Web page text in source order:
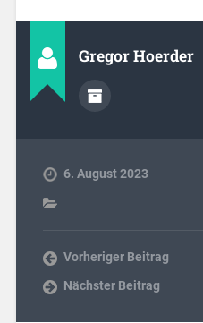
Gregor Hoerder
6. August 2023
Vorheriger Beitrag
Nächster Beitrag